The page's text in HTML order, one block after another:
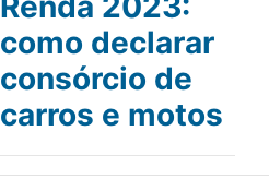
como declarar
consórcio de
carros e motos